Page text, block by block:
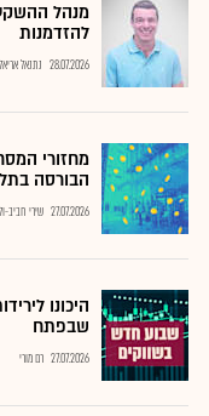
מנהל
להזדמנות
28.07.2026 נתנאל אריאל
מחזורי
הבורסה
27.07.2026 שירי חביב-
היכונו
שבפתח
27.07.2026 רם מורי